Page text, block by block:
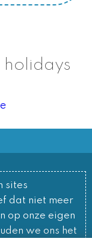
holidays
sites
dat niet meer
op onze eigen
we ons het